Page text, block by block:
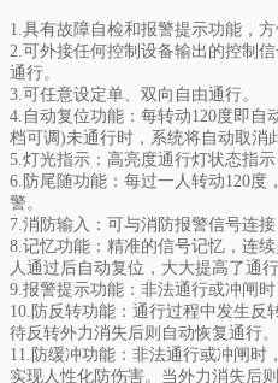
1.具有故障自检和报警提示功能，方
2.可外接任何控制设备输出的控制
通行。
3.可任意设定单、双向自由通行。
4.自动复位功能：每转动120度即自
档可调)未通行时，系统将自动取消
5.灯光指示：高亮度通行灯状态指示
6.防尾随功能：每过一人转动120度
警。
7.消防输入：可与消防报警信号连
8.记忆功能：精准的信号记忆，连
人通过后自动复位，大大提高了通
9.报警提示功能：非法通行或冲闸时
10.防反转功能：通行过程中发生反
待反转外力消失后则自动恢复通行。
11.防缓冲功能：非法通行或冲闸时
实现人性化防伤害。当外力消失后则